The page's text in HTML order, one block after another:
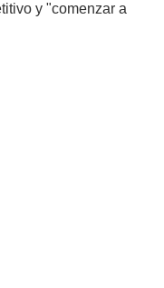
y "comenzar a